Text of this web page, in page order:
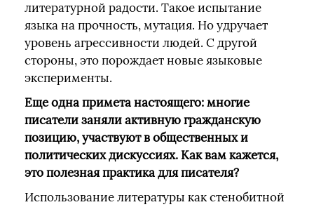
литературной радости. Такое испытание
языка на прочность, мутация. Но удручает
уровень агрессивности людей. С другой
стороны, это порождает новые языковые
эксперименты.
Еще одна примета настоящего: многие
писатели заняли активную гражданскую
позицию, участвуют в общественных и
политических дискуссиях. Как вам кажется,
это полезная практика для писателя?
Использование литературы как стенобитной